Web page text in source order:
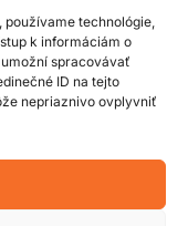
používame technológie,
k informáciám o
spracovávať
ID na tejto
nepriaznivo ovplyvniť